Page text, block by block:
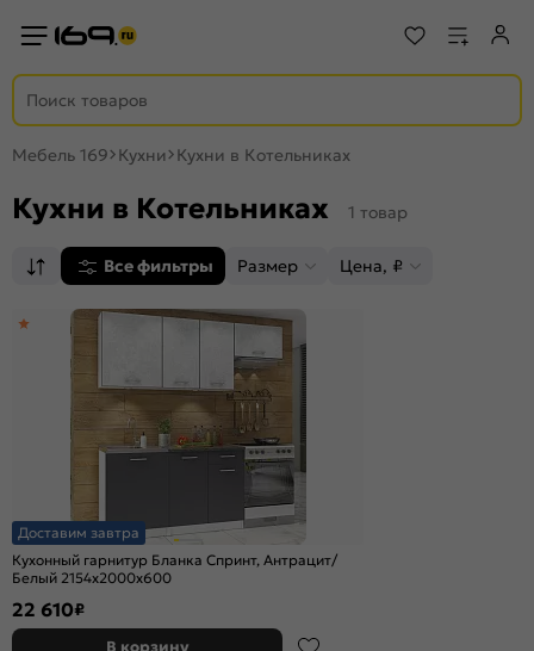
Мебель 169 Кухни Кухни в Котельниках
Кухни в Котельниках 1 товар
Все фильтры Размер Цена, ₽
Доставим завтра
Кухонный гарнитур Бланка Спринт, Антрацит/
Белый 2154x2000x600
22 610₽
В корзину